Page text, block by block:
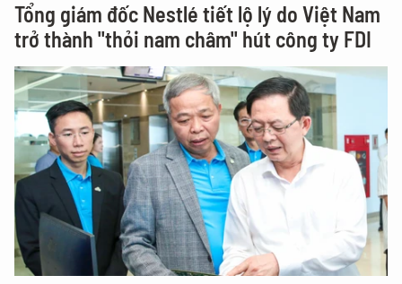
Tổng giám đốc Nestlé tiết lộ lý do Việt Nam
trở thành "thỏi nam châm" hút công ty FDI